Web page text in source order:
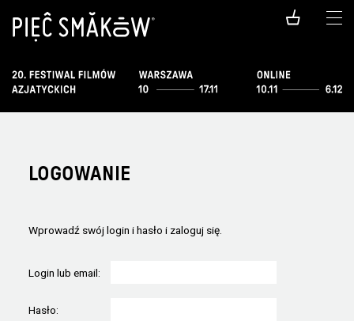
LOGOWANIE
Wprowadź swój login i hasło i zaloguj się.
Login lub email:
Hasło: